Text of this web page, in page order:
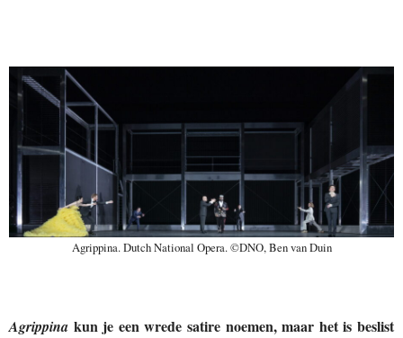
Agrippina. Dutch National Opera. ©DNO, Ben van Duin
Agrippina kun je een wrede satire noemen, maar het is beslist